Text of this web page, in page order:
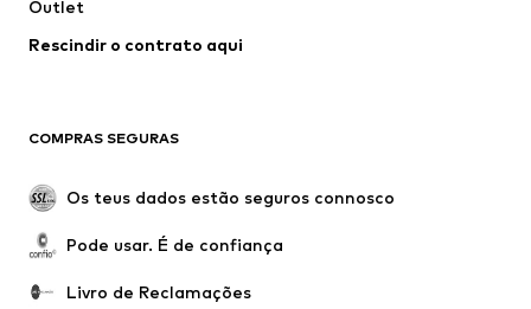
Sobretudos
Roupa de banho
Ocasiões
Upcycling
SAPATOS
Novidades
Outlet
Rescindir o contrato aqui
COMPRAS SEGURAS
Os teus dados estão seguros connosco
Pode usar. É de confiança
Livro de Reclamações